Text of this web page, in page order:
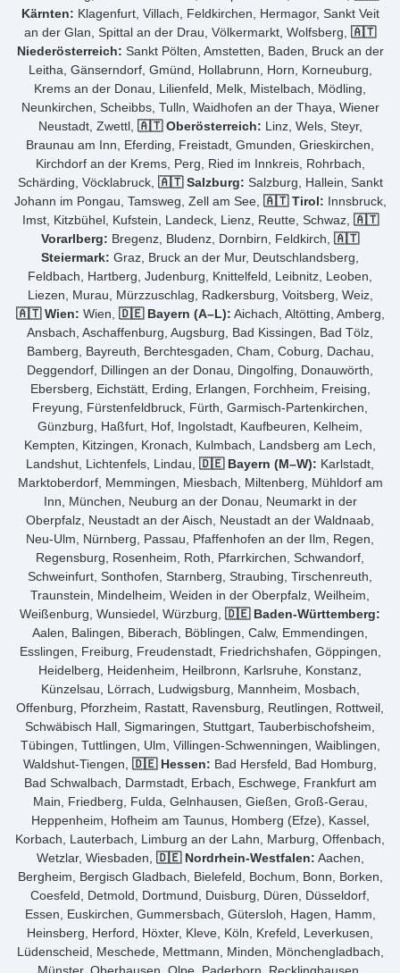
Kärnten: Klagenfurt, Villach, Feldkirchen, Hermagor, Sankt Veit
an der Glan, Spittal an der Drau, Völkermarkt, Wolfsberg, 🇦🇹
Niederösterreich: Sankt Pölten, Amstetten, Baden, Bruck an der
Leitha, Gänserndorf, Gmünd, Hollabrunn, Horn, Korneuburg,
Krems an der Donau, Lilienfeld, Melk, Mistelbach, Mödling,
Neunkirchen, Scheibbs, Tulln, Waidhofen an der Thaya, Wiener
Neustadt, Zwettl, 🇦🇹 Oberösterreich: Linz, Wels, Steyr,
Braunau am Inn, Eferding, Freistadt, Gmunden, Grieskirchen,
Kirchdorf an der Krems, Perg, Ried im Innkreis, Rohrbach,
Schärding, Vöcklabruck, 🇦🇹 Salzburg: Salzburg, Hallein, Sankt
Johann im Pongau, Tamsweg, Zell am See, 🇦🇹 Tirol: Innsbruck,
Imst, Kitzbühel, Kufstein, Landeck, Lienz, Reutte, Schwaz, 🇦🇹
Vorarlberg: Bregenz, Bludenz, Dornbirn, Feldkirch, 🇦🇹
Steiermark: Graz, Bruck an der Mur, Deutschlandsberg,
Feldbach, Hartberg, Judenburg, Knittelfeld, Leibnitz, Leoben,
Liezen, Murau, Mürzzuschlag, Radkersburg, Voitsberg, Weiz,
🇦🇹 Wien: Wien, 🇩🇪 Bayern (A–L): Aichach, Altötting, Amberg,
Ansbach, Aschaffenburg, Augsburg, Bad Kissingen, Bad Tölz,
Bamberg, Bayreuth, Berchtesgaden, Cham, Coburg, Dachau,
Deggendorf, Dillingen an der Donau, Dingolfing, Donauwörth,
Ebersberg, Eichstätt, Erding, Erlangen, Forchheim, Freising,
Freyung, Fürstenfeldbruck, Fürth, Garmisch-Partenkirchen,
Günzburg, Haßfurt, Hof, Ingolstadt, Kaufbeuren, Kelheim,
Kempten, Kitzingen, Kronach, Kulmbach, Landsberg am Lech,
Landshut, Lichtenfels, Lindau, 🇩🇪 Bayern (M–W): Karlstadt,
Marktoberdorf, Memmingen, Miesbach, Miltenberg, Mühldorf am
Inn, München, Neuburg an der Donau, Neumarkt in der
Oberpfalz, Neustadt an der Aisch, Neustadt an der Waldnaab,
Neu-Ulm, Nürnberg, Passau, Pfaffenhofen an der Ilm, Regen,
Regensburg, Rosenheim, Roth, Pfarrkirchen, Schwandorf,
Schweinfurt, Sonthofen, Starnberg, Straubing, Tirschenreuth,
Traunstein, Mindelheim, Weiden in der Oberpfalz, Weilheim,
Weißenburg, Wunsiedel, Würzburg, 🇩🇪 Baden-Württemberg:
Aalen, Balingen, Biberach, Böblingen, Calw, Emmendingen,
Esslingen, Freiburg, Freudenstadt, Friedrichshafen, Göppingen,
Heidelberg, Heidenheim, Heilbronn, Karlsruhe, Konstanz,
Künzelsau, Lörrach, Ludwigsburg, Mannheim, Mosbach,
Offenburg, Pforzheim, Rastatt, Ravensburg, Reutlingen, Rottweil,
Schwäbisch Hall, Sigmaringen, Stuttgart, Tauberbischofsheim,
Tübingen, Tuttlingen, Ulm, Villingen-Schwenningen, Waiblingen,
Waldshut-Tiengen, 🇩🇪 Hessen: Bad Hersfeld, Bad Homburg,
Bad Schwalbach, Darmstadt, Erbach, Eschwege, Frankfurt am
Main, Friedberg, Fulda, Gelnhausen, Gießen, Groß-Gerau,
Heppenheim, Hofheim am Taunus, Homberg (Efze), Kassel,
Korbach, Lauterbach, Limburg an der Lahn, Marburg, Offenbach,
Wetzlar, Wiesbaden, 🇩🇪 Nordrhein-Westfalen: Aachen,
Bergheim, Bergisch Gladbach, Bielefeld, Bochum, Bonn, Borken,
Coesfeld, Detmold, Dortmund, Duisburg, Düren, Düsseldorf,
Essen, Euskirchen, Gummersbach, Gütersloh, Hagen, Hamm,
Heinsberg, Herford, Höxter, Kleve, Köln, Krefeld, Leverkusen,
Lüdenscheid, Meschede, Mettmann, Minden, Mönchengladbach,
Münster, Oberhausen, Olpe, Paderborn, Recklinghausen,